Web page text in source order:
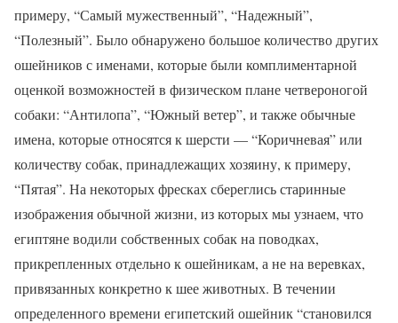
примеру, “Самый мужественный”, “Надежный”,
“Полезный”. Было обнаружено большое количество других
ошейников с именами, которые были комплиментарной
оценкой возможностей в физическом плане четвероногой
собаки: “Антилопа”, “Южный ветер”, и также обычные
имена, которые относятся к шерсти — “Коричневая” или
количеству собак, принадлежащих хозяину, к примеру,
“Пятая”. На некоторых фресках сбереглись старинные
изображения обычной жизни, из которых мы узнаем, что
египтяне водили собственных собак на поводках,
прикрепленных отдельно к ошейникам, а не на веревках,
привязанных конкретно к шее животных. В течении
определенного времени египетский ошейник “становился